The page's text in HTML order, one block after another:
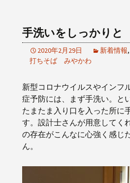
手洗いをしっかりと
2020年2月29日 新着情報,
打ちそば みやかわ
新型コロナウイルスやインフ
症予防には、まず手洗い。と
たまたま入り口を入った所に
す。設計士さんが用意してく
の存在がこんなに心強く感じ
ん。